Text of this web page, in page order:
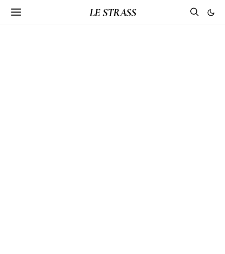
LE STRASS